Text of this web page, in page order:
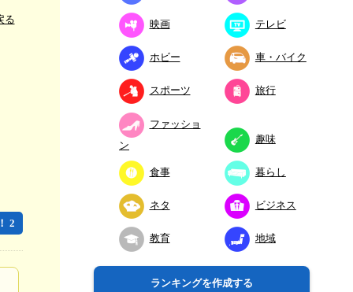
る
2
映画 テレビ
ホビー 車・バイク
スポーツ 旅行
ファッショ
ン
趣味
食事 暮らし
ネタ ビジネス
教育 地域
ランキングを作成する